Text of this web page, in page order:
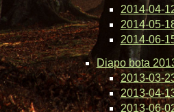
2014-04-
2014-05-
2014-06-
Diapo bota
2013-03-
2013-04-
2013-06-